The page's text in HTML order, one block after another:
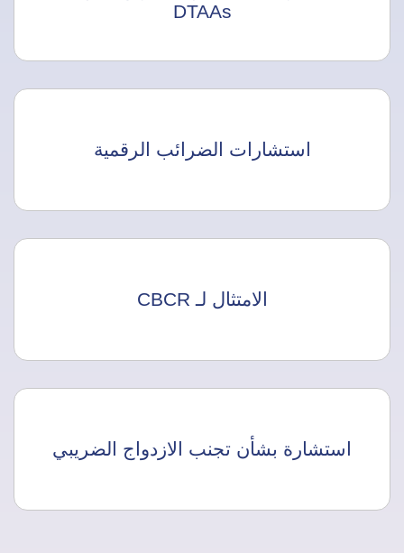
DTAAs
استشارات الضرائب الرقمية
الامتثال لـ CBCR
استشارة بشأن تجنب الازدواج الضريبي